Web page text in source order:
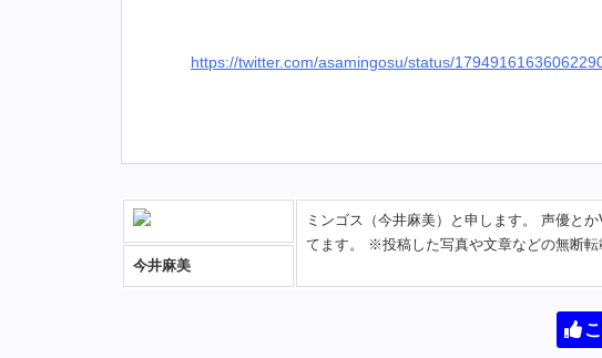
https://twitter.com/asamingosu/status/
ミンゴス（今井麻美）と申します。 声優と
てます。 ※投稿した写真や文章などの無断
今井麻美